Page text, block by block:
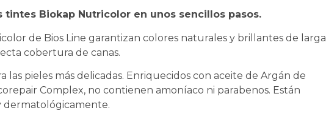
tintes Biokap Nutricolor en unos sencillos pasos.
de Bios Line garantizan colores naturales y brillantes de larga
cobertura de canas.
las pieles más delicadas. Enriquecidos con aceite de Argán de
Complex, no contienen amoníaco ni parabenos. Están
dermatológicamente.